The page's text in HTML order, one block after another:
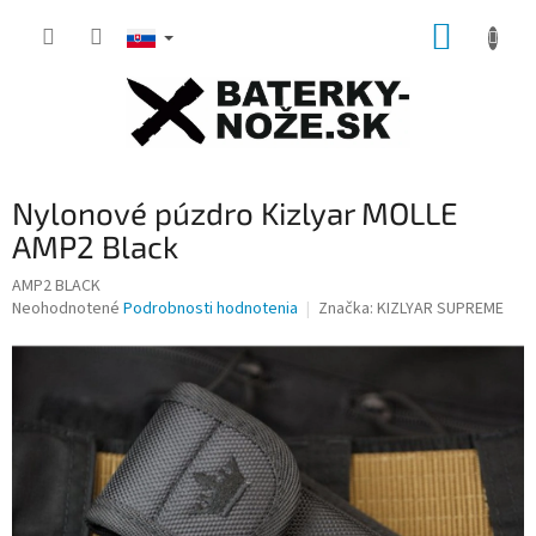
Nylonové púzdro Kizlyar MOLLE
AMP2 Black
AMP2 BLACK
Priemerné
produktu
Neohodnotené Podrobnosti hodnotenia Značka: KIZLYAR SUPREME